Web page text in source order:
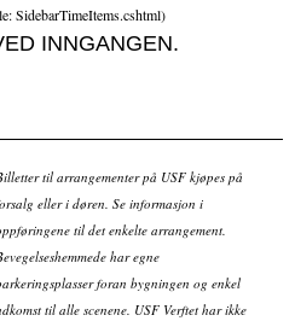
SidebarTimeItems.cshtml)
INNGANGEN.
til arrangementer på USF kjøpes på
eller i døren. Se informasjon i
til det enkelte arrangement.
har egne
foran bygningen og enkel
til alle scenene. USF Verftet har ikke